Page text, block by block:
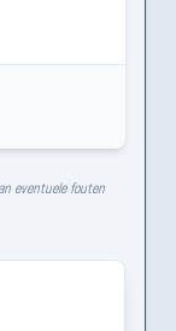
eventuele fouten